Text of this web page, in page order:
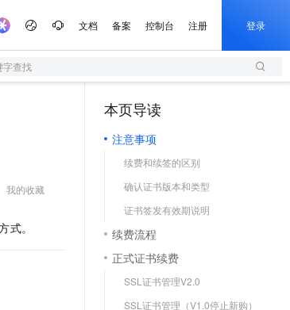
文档 备案 控制台 注册 登录
字查找
我的收藏
。
本页导读
注意事项
续费和续签的区别
确认证书版本和类型
证书签发有效期说明
续费流程
正式证书续费
SSL证书管理V2.0
SSL证书管理（V1.0停止新购）
语音识别与合成
Qwen3-TTS-Flash
全托管，含MySQL、PostgreSQL、SQL Server、MariaDB多引擎
轻量应用服务器
数字证书管理服务（原SSL证书）
实现全站HTTPS，呈现可信的WEB访问
大数据开发治理平台 DataWorks
HOT
一句话生成原生可编辑精美 PPT 文稿
输入一句话想法, 轻松生成专业的 PPT
一键部署幻兽帕鲁游戏服务器
一键购买专属联机服务器，轻松开启游戏
漫剧工坊：一站式动画创作平台
快速生产连贯的高质量长漫剧
10 分钟搭建微信、支付宝小程序
高效部署网站，快速应用到小程序
电商全链路生产力
质广告素材
AI 活动
AI 生产力先锋
先锋实践拓展 AI 生产力的边界
飞天发布时刻
所见，即是所愿
从基础到进阶，Agent 创客手把手教你
创新加速
阿里云 OPC 创新助力计划
Token 补贴，五大权
益加速 OPC 成功
专业服务
上云迁移
代维服务
服务伙伴合作计划
Al MaaS 服务伙伴赋能合作
伙伴信用分合作计划
更多支持
合作伙伴培训与认证
查询合作伙伴
登录合作伙伴管理后台
开发者社区
我要反馈
加入我们